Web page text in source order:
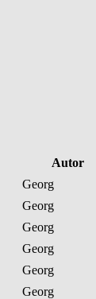
Autor
Georg
Georg
Georg
Georg
Georg
Georg